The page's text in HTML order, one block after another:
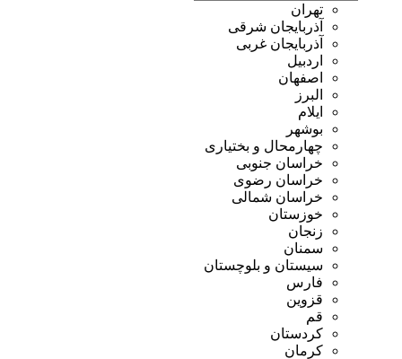
تهران
آذربایجان شرقی
آذربایجان غربی
اردبیل
اصفهان
البرز
ایلام
بوشهر
چهارمحال و بختیاری
خراسان جنوبی
خراسان رضوی
خراسان شمالی
خوزستان
زنجان
سمنان
سیستان و بلوچستان
فارس
قزوین
قم
کردستان
کرمان